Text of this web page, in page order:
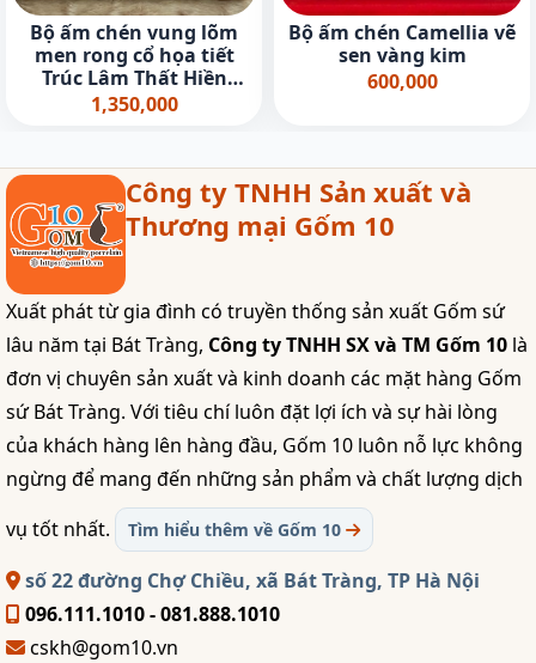
Bộ ấm chén vung lõm
men rong cổ họa tiết
Trúc Lâm Thất Hiền
350ml - Vẽ vàng 24k
1,350,000
Bộ ấm chén Camellia vẽ
sen vàng kim
600,000
Công ty TNHH Sản xuất và
Thương mại Gốm 10
Xuất phát từ gia đình có truyền thống sản xuất Gốm sứ
lâu năm tại Bát Tràng, Công ty TNHH SX và TM Gốm 10 là
đơn vị chuyên sản xuất và kinh doanh các mặt hàng Gốm
sứ Bát Tràng. Với tiêu chí luôn đặt lợi ích và sự hài lòng
của khách hàng lên hàng đầu, Gốm 10 luôn nỗ lực không
ngừng để mang đến những sản phẩm và chất lượng dịch
vụ tốt nhất.
Tìm hiểu thêm về Gốm 10
số 22 đường Chợ Chiều, xã Bát Tràng, TP Hà Nội
096.111.1010 - 081.888.1010
cskh@gom10.vn